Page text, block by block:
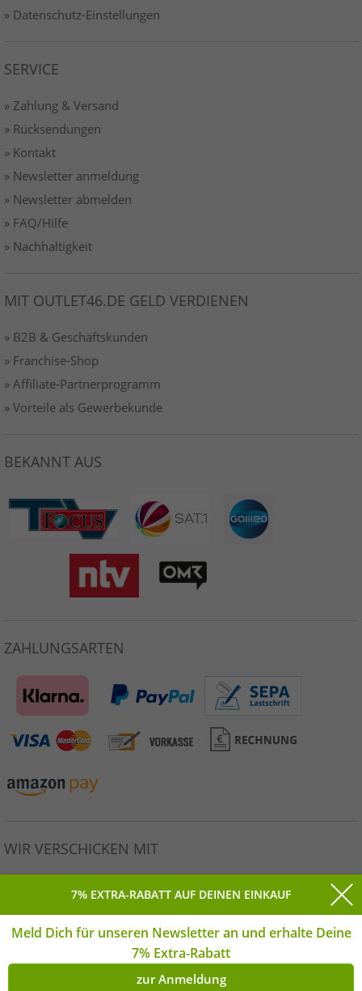
» Datenschutz-Einstellungen
SERVICE
» Zahlung & Versand
» Rücksendungen
» Kontakt
» Newsletter anmeldung
» Newsletter abmelden
» FAQ/Hilfe
» Nachhaltigkeit
MIT OUTLET46.DE GELD VERDIENEN
» B2B & Geschäftskunden
» Franchise-Shop
» Affiliate-Partnerprogramm
» Vorteile als Gewerbekunde
BEKANNT AUS
ZAHLUNGSARTEN
WIR VERSCHICKEN MIT
Alle Preise inkl. gesetzlicher MwSt. * Unverbindliche
Preisempfehlung des Herstellers. | © Copyright 2026
Outlet46.de GmbH Alle Rechte vorbehalten. | **Montag-
7% EXTRA-RABATT AUF DEINEN EINKAUF
Meld Dich für unseren Newsletter an und erhalte Deine
7% Extra-Rabatt
zur Anmeldung